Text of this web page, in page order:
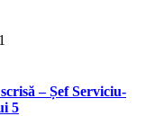
– Șef Serviciu-
5